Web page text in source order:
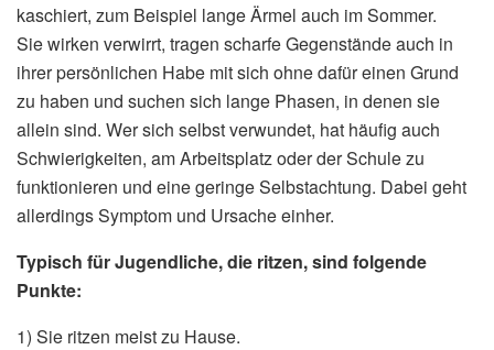
kaschiert, zum Beispiel lange Ärmel auch im Sommer.
Sie wirken verwirrt, tragen scharfe Gegenstände auch in
ihrer persönlichen Habe mit sich ohne dafür einen Grund
zu haben und suchen sich lange Phasen, in denen sie
allein sind. Wer sich selbst verwundet, hat häufig auch
Schwierigkeiten, am Arbeitsplatz oder der Schule zu
funktionieren und eine geringe Selbstachtung. Dabei geht
allerdings Symptom und Ursache einher.
Typisch für Jugendliche, die ritzen, sind folgende
Punkte:
1) Sie ritzen meist zu Hause.